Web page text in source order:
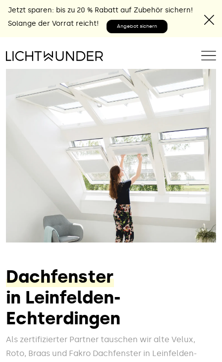
Jetzt sparen: bis zu 20 % Rabatt auf Zubehör sichern!
Solange der Vorrat reicht!
Angebot sichern
Dachfenster
in Leinfelden-
Echterdingen
Als zertifizierter Partner tauschen wir alte Velux,
Roto, Braas und Fakro Dachfenster in Leinfelden-